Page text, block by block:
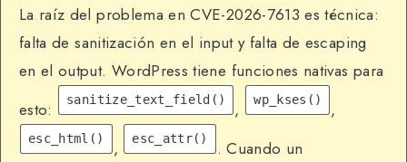
La raíz del problema en CVE-2026-7613 es técnica:
falta de sanitización en el input y falta de escaping
en el output. WordPress tiene funciones nativas para
esto:
sanitize_text_field() , wp_kses() ,
esc_html() , esc_attr()
. Cuando un